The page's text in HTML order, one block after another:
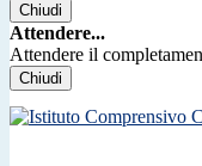
Chiudi
Attendere...
Attendere il
Chiudi